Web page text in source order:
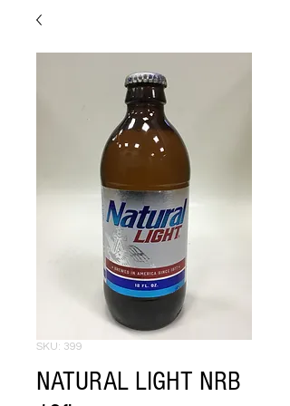
SKU: 399
NATURAL LIGHT NRB